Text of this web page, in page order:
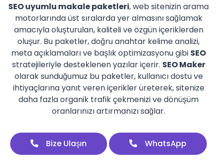
SEO uyumlu makale paketleri, web sitenizin arama
motorlarında üst sıralarda yer almasını sağlamak
amacıyla oluşturulan, kaliteli ve özgün içeriklerden
oluşur. Bu paketler, doğru anahtar kelime analizi,
meta açıklamaları ve başlık optimizasyonu gibi SEO
stratejileriyle desteklenen yazılar içerir. SEO Maker
olarak sunduğumuz bu paketler, kullanıcı dostu ve
ihtiyaçlarına yanıt veren içerikler üreterek, sitenize
daha fazla organik trafik çekmenizi ve dönüşüm
oranlarınızı artırmanızı sağlar.
Bize Ulaşın WhatsApp